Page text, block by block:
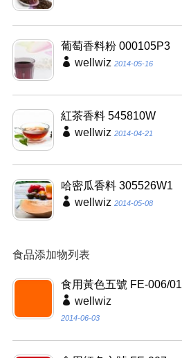
葡萄香料粉 000105P3
wellwiz 2014-05-16
紅茶香料 545810W
wellwiz 2014-04-21
哈密瓜香料 305526W1
wellwiz 2014-05-08
食品添加物列表
食用黃色五號 FE-006/01
wellwiz
2014-06-03